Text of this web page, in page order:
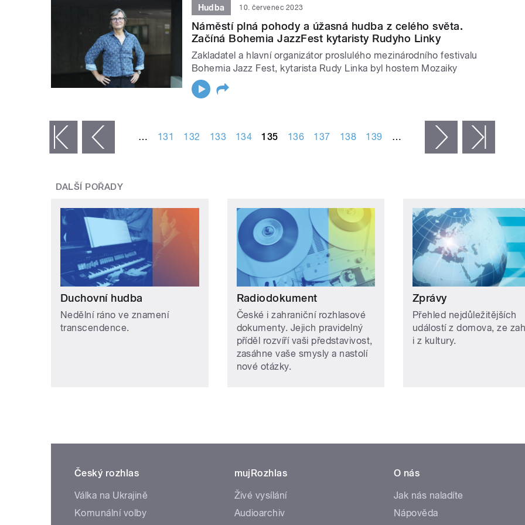
Hudba 10. červenec 2023
Náměstí plná pohody a úžasná hudba z celého světa.
Začíná Bohemia JazzFest kytaristy Rudyho Linky
Zakladatel a hlavní organizátor proslulého mezinárodního festivalu
Bohemia Jazz Fest, kytarista Rudy Linka byl hostem Mozaiky
‹ předchozí … 131 132 133 134 135 136 137 138 139 … následující ›
DALŠÍ POŘADY
Duchovní hudba
Nedělní ráno ve znamení
transcendence.
Radiodokument
České i zahraniční rozhlasové
dokumenty. Jejich pravidelný
příděl rozvíří vaši představivost,
zasáhne vaše smysly a nastolí
nové otázky.
Zprávy
Přehled nejdůležitějších
událostí z domova, ze
i z kultury.
Český rozhlas
Válka na Ukrajině
Komunální volby
mujRozhlas
Živé vysílání
Audioarchiv
O nás
Jak nás naladíte
Nápověda